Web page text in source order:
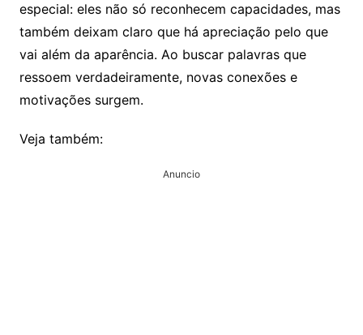
especial: eles não só reconhecem capacidades, mas
também deixam claro que há apreciação pelo que
vai além da aparência. Ao buscar palavras que
ressoem verdadeiramente, novas conexões e
motivações surgem.
Veja também:
Anuncio